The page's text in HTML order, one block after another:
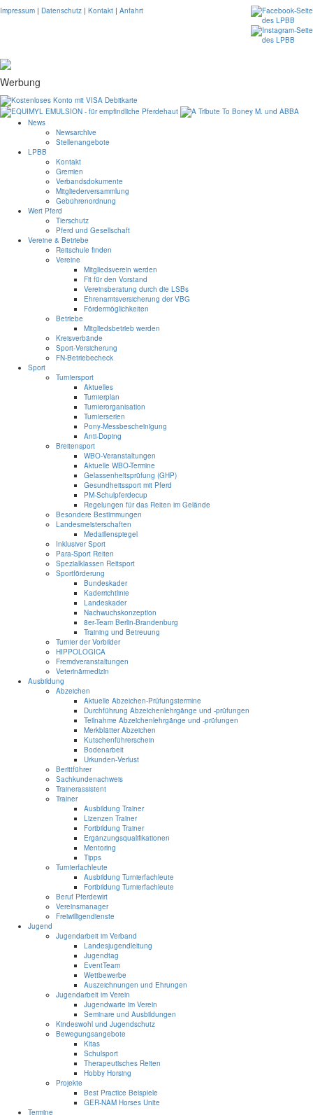
Impressum | Datenschutz | Kontakt | Anfahrt
Werbung
News
Newsarchive
Stellenangebote
LPBB
Kontakt
Gremien
Verbandsdokumente
Mitgliederversammlung
Gebührenordnung
Wert Pferd
Tierschutz
Pferd und Gesellschaft
Vereine & Betriebe
Reitschule finden
Vereine
Mitgliedsverein werden
Fit für den Vorstand
Vereinsberatung durch die LSBs
Ehrenamtsversicherung der VBG
Fördermöglichkeiten
Betriebe
Mitgliedsbetrieb werden
Kreisverbände
Sport-Versicherung
FN-Betriebecheck
Sport
Turniersport
Aktuelles
Turnierplan
Turnierorganisation
Turnierserien
Pony-Messbescheinigung
Anti-Doping
Breitensport
WBO-Veranstaltungen
Aktuelle WBO-Termine
Gelassenheitsprüfung (GHP)
Gesundheitssport mit Pferd
PM-Schulpferdecup
Regelungen für das Reiten im Gelände
Besondere Bestimmungen
Landesmeisterschaften
Medaillenspiegel
Inklusiver Sport
Para-Sport Reiten
Spezialklassen Reitsport
Sportförderung
Bundeskader
Kaderrichtlinie
Landeskader
Nachwuchskonzeption
8er-Team Berlin-Brandenburg
Training und Betreuung
Turnier der Vorbilder
HIPPOLOGICA
Fremdveranstaltungen
Veterinärmedizin
Ausbildung
Abzeichen
Aktuelle Abzeichen-Prüfungstermine
Durchführung Abzeichenlehrgänge und -prüfungen
Teilnahme Abzeichenlehrgänge und -prüfungen
Merkblätter Abzeichen
Kutschenführerschein
Bodenarbeit
Urkunden-Verlust
Berittführer
Sachkundenachweis
Trainerassistent
Trainer
Ausbildung Trainer
Lizenzen Trainer
Fortbildung Trainer
Ergänzungsqualifikationen
Mentoring
Tipps
Turnierfachleute
Ausbildung Turnierfachleute
Fortbildung Turnierfachleute
Beruf Pferdewirt
Vereinsmanager
Freiwilligendienste
Jugend
Jugendarbeit im Verband
Landesjugendleitung
Jugendtag
EventTeam
Wettbewerbe
Auszeichnungen und Ehrungen
Jugendarbeit im Verein
Jugendwarte im Verein
Seminare und Ausbildungen
Kindeswohl und Jugendschutz
Bewegungsangebote
Kitas
Schulsport
Therapeutisches Reiten
Hobby Horsing
Projekte
Best Practice Beispiele
GER-NAM Horses Unite
Termine